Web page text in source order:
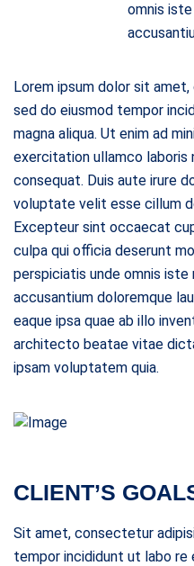
omnis
Lorem ipsum dolor sit
sed do eiusmod tempor
magna aliqua. Ut enim ad
exercitation ullamco laboris
consequat. Duis aute irure
voluptate velit esse cillum
Excepteur sint occaecat
culpa qui officia deserunt
perspiciatis unde omnis
accusantium doloremque
eaque ipsa quae ab illo
architecto beatae vitae
ipsam voluptatem quia.
CLIENT’S
Sit amet, consectetur
tempor incididunt ut labo re